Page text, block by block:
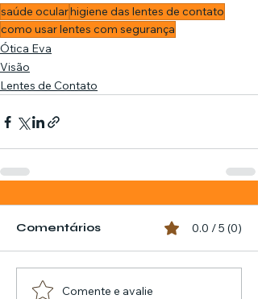
saúde ocularhigiene das lentes de contato
como usar lentes com segurança
Ótica Eva
Visão
Lentes de Contato
Comentários 0.0 / 5 (0)
Comente e avalie